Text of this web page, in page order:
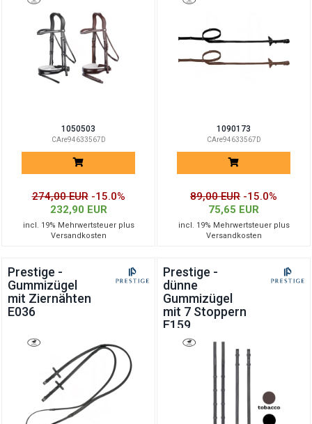
1050503
CAre94633567D
274,00 EUR -15.0%
232,90 EUR
incl. 19% Mehrwertsteuer plus
Versandkosten
1090173
CAre94633567D
89,00 EUR -15.0%
75,65 EUR
incl. 19% Mehrwertsteuer plus
Versandkosten
Prestige -
Gummizügel
mit Ziernähten
E036
Prestige -
dünne
Gummizügel
mit 7 Stoppern
E159